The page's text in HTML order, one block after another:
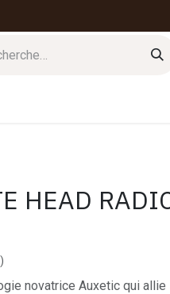
HEAD
novatrice Auxetic qui